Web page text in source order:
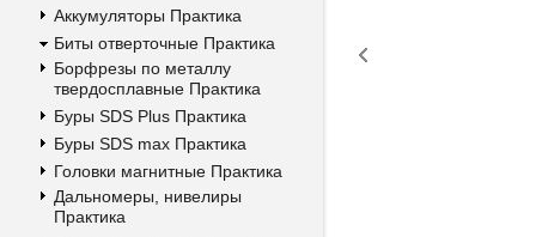
Аккумуляторы Практика
Биты отверточные Практика
Борфрезы по металлу
твердосплавные Практика
Буры SDS Plus Практика
Буры SDS max Практика
Головки магнитные Практика
Дальномеры, нивелиры
Практика